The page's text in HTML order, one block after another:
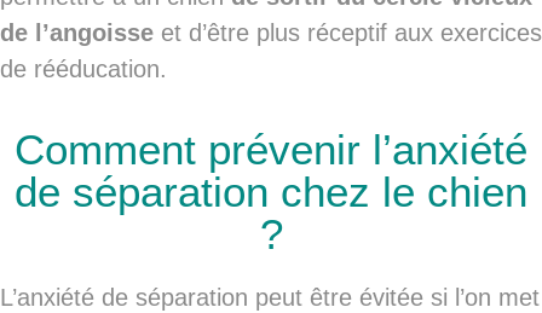
de l’angoisse et d’être plus réceptif aux exercices
de rééducation.
Comment prévenir l’anxiété
de séparation chez le chien
?
L’anxiété de séparation peut être évitée si l’on met